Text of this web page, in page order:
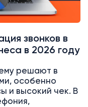
звонков в
в 2026 году
решают в
особенно
и высокий чек. В